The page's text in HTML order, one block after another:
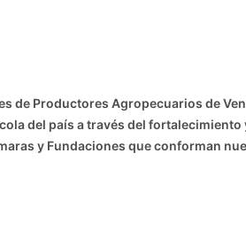
de Productores Agropecuarios de
del país a través del fortalecimiento
y Fundaciones que conforman